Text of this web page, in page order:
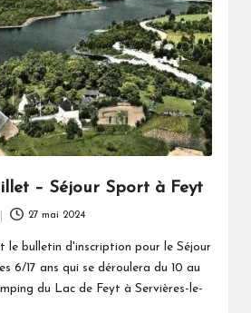
– Séjour Sport à Feyt
27 mai 2024
le bulletin d'inscription pour le Séjour
6/17 ans qui se déroulera du 10 au
du Lac de Feyt à Servières-le-